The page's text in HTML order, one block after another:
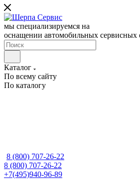
мы специализируемся на
оснащении автомобильных сервисных
Каталог
По всему сайту
По каталогу
8 (800) 707-26-22
8 (800) 707-26-22
+7(495)940-96-89